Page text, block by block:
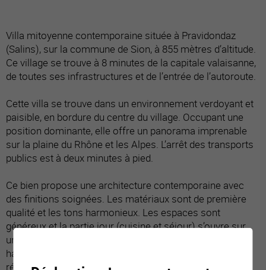
Villa mitoyenne contemporaine située à Pravidondaz
(Salins), sur la commune de Sion, à 855 mètres d’altitude.
Ce village se trouve à 8 minutes de la capitale valaisanne,
de toutes ses infrastructures et de l’entrée de l’autoroute.
Cette villa se trouve dans un environnement verdoyant et
paisible, en bordure du centre du village. Occupant une
position dominante, elle offre un panorama imprenable
sur la plaine du Rhône et les Alpes. L’arrêt des transports
publics est à deux minutes à pied.
Ce bien propose une architecture contemporaine avec
des finitions soignées. Les matériaux sont de première
qualité et les tons harmonieux. Les espaces sont
généreux et la partie jour (cuisine et séjour) s’ouvre sur
une belle terrasse. Avec ses nombreuses pièces, cette
habitation est parfaite pour une famille. De construction
récente et parfaitement entretenue, elle est vendue en